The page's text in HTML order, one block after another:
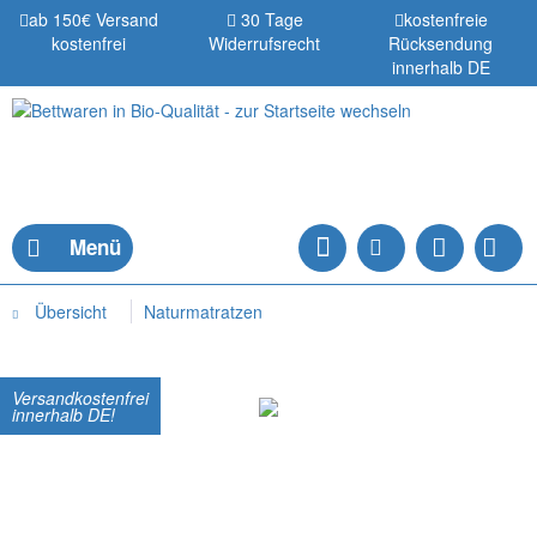
ab 150€ Versand
kostenfrei
30 Tage
Widerrufsrecht
kostenfreie
Rücksendung
innerhalb DE
Menü
Übersicht Naturmatratzen
Versandkostenfrei
innerhalb DE!